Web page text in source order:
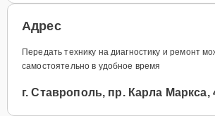
Адрес
Передать технику на диагностику и ремонт
самостоятельно в удобное время
г. Ставрополь, пр. Карла Маркса,